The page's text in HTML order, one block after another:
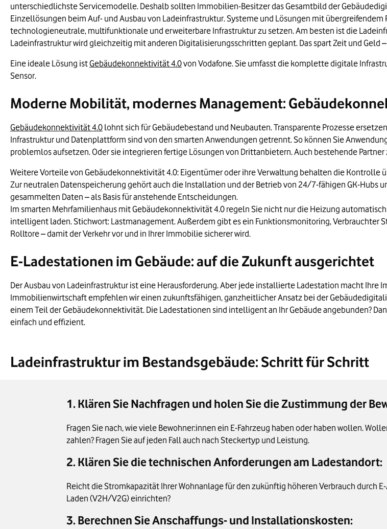
Berlin wird bis dahin voraussichtlich rund 89.000 neue Ladepunkte benötigen, Hamburg etwa 45.000,
Über 9 % der Neuwagenzulassungen in Europa sollen laut Prognose bis 2030 teil- oder vollelektrisch sein.
Quelle: KBA, Statista, PwC, Horváth & Partners
unterschiedlichste Servicemodelle. Deshalb sollten Immobilien-Besitzer das Gesamtbild der
Einzellösungen beim Auf- und Ausbau von Ladeinfrastruktur. Systeme und Lösungen mit
technologieneutrale, multifunktionale und erweiterbare Infrastruktur zu setzen. Am besten ist die
Ladeinfrastruktur wird gleichzeitig mit anderen Digitalisierungsschritten geplant. Das spart Zeit und Geld
Eine ideale Lösung istGebäudekonnektivität 4.0von Vodafone. Sie umfasst die komplette digitale
Sensor.
Moderne Mobilität, modernes Management:
Gebäudekonnektivität 4.0 lohnt sich für Gebäudebestand und Neubauten. Transparente Prozesse
Infrastruktur und Datenplattform sind von den smarten Anwendungen getrennt. So können Sie
problemlos aufsetzen. Oder sie integrieren fertige Lösungen von Drittanbietern. Auch bestehende
Weitere Vorteile von Gebäudekonnektivität 4.0: Eigentümer oder ihre Verwaltung behalten die Kontrolle
Zur neutralen Datenspeicherung gehört auch die Installation und der Betrieb von 24/7-fähigen GK-Hubs
gesammelten Daten – als Basis für anstehende Entscheidungen.
Im smarten Mehrfamilienhaus mit Gebäudekonnektivität 4.0 regeln Sie nicht nur die Heizung
intelligent laden. Stichwort: Lastmanagement. Außerdem gibt es ein Funktionsmonitoring, Verbrauchter
Rolltore – damit der Verkehr vor und in Ihrer Immobilie sicherer wird.
E-Ladestationen im Gebäude: auf die Zukunft ausgerichtet
Der Ausbau von Ladeinfrastruktur ist eine Herausforderung. Aber jede installierte Ladestation macht
Immobilienwirtschaft empfehlen wir einen zukunftsfähigen, ganzheitlicher Ansatz bei der
einem Teil der Gebäudekonnektivität. Die Ladestationen sind intelligent an Ihr Gebäude angebunden?
einfach und effizient.
Ladeinfrastruktur im Bestandsgebäude: Schritt für Schritt
1. Klären Sie Nachfragen und holen Sie die Zustimmung der
Fragen Sie nach, wie viele Bewohner:innen ein E-Fahrzeug haben oder haben wollen.
zahlen? Fragen Sie auf jeden Fall auch nach Steckertyp und Leistung.
2. Klären Sie die technischen Anforderungen am Ladestandort:
Reicht die Stromkapazität Ihrer Wohnanlage für den zukünftig höheren Verbrauch durch
Laden (V2H/V2G) einrichten?
3. Berechnen Sie Anschaffungs- und Installationskosten: